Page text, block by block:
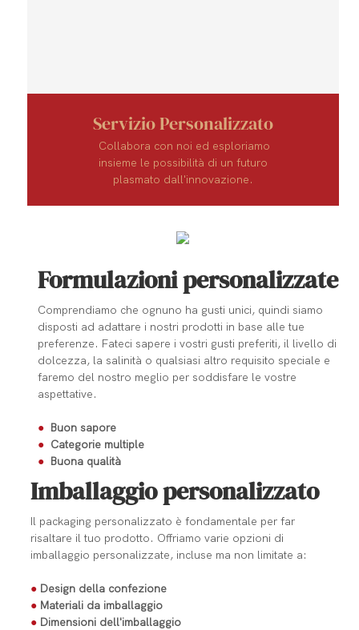
Servizio Personalizzato
Collabora con noi ed esploriamo
insieme le possibilità di un futuro
plasmato dall'innovazione.
Formulazioni personalizzate
Comprendiamo che ognuno ha gusti unici, quindi siamo
disposti ad adattare i nostri prodotti in base alle tue
preferenze. Fateci sapere i vostri gusti preferiti, il livello di
dolcezza, la salinità o qualsiasi altro requisito speciale e
faremo del nostro meglio per soddisfare le vostre
aspettative.
● Buon sapore
● Categorie multiple
● Buona qualità
Imballaggio personalizzato
Il packaging personalizzato è fondamentale per far
risaltare il tuo prodotto. Offriamo varie opzioni di
imballaggio personalizzate, incluse ma non limitate a:
● Design della confezione
● Materiali da imballaggio
● Dimensioni dell'imballaggio